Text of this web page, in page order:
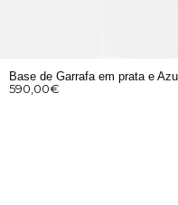
Base de Garrafa em prata e
590,00€